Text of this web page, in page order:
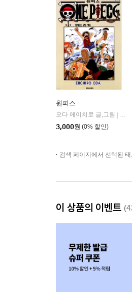
원피스
오다 에이치로 글,그림
대
3,000원 (0% 할인)
검색 페이지에서 선택된
이 상품의 이벤트